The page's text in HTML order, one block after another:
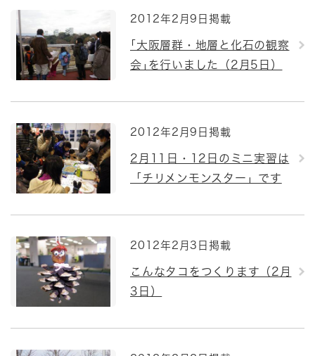
2012年2月9日掲載
｢大阪層群・地層と化石の観察
会｣を行いました（2月5日）
2012年2月9日掲載
2月11日・12日のミニ実習は
「チリメンモンスター」です
2012年2月3日掲載
こんなタコをつくります（2月
3日）